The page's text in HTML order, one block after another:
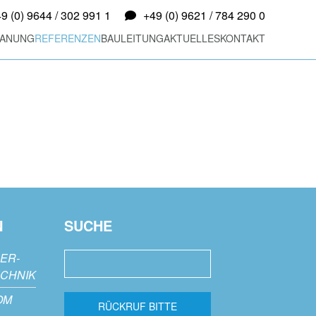
(0) 9644 / 302 991 1 +49 (0) 9621 / 784 290 0
REFERENZENBAULEITUNGAKTUELLESKONTAKT
SUCHE
RÜCKRUF BITTE